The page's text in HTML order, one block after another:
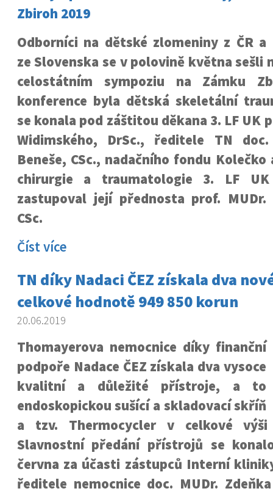
Zbiroh 2019
Odborníci na dětské zlomeniny z ČR a
ze Slovenska se v polovině května sešli
celostátním sympoziu na Zámku
konference byla dětská skeletální
se konala pod záštitou děkana 3. LF UK
Widimského, DrSc., ředitele TN
Beneše, CSc., nadačního fondu
chirurgie a traumatologie 3. LF
zastupoval její přednosta prof. MUDr.
CSc.
Číst více
TN díky Nadaci ČEZ získala dva
celkové hodnotě 949 850 korun
20.06.2019
Thomayerova nemocnice díky finanční
podpoře Nadace ČEZ získala dva vysoce
kvalitní a důležité přístroje, a to
endoskopickou sušící a skladovací skříň
a tzv. Thermocycler v celkové
Slavnostní předání přístrojů se
června za účasti zástupců Interní
ředitele nemocnice doc. MUDr.